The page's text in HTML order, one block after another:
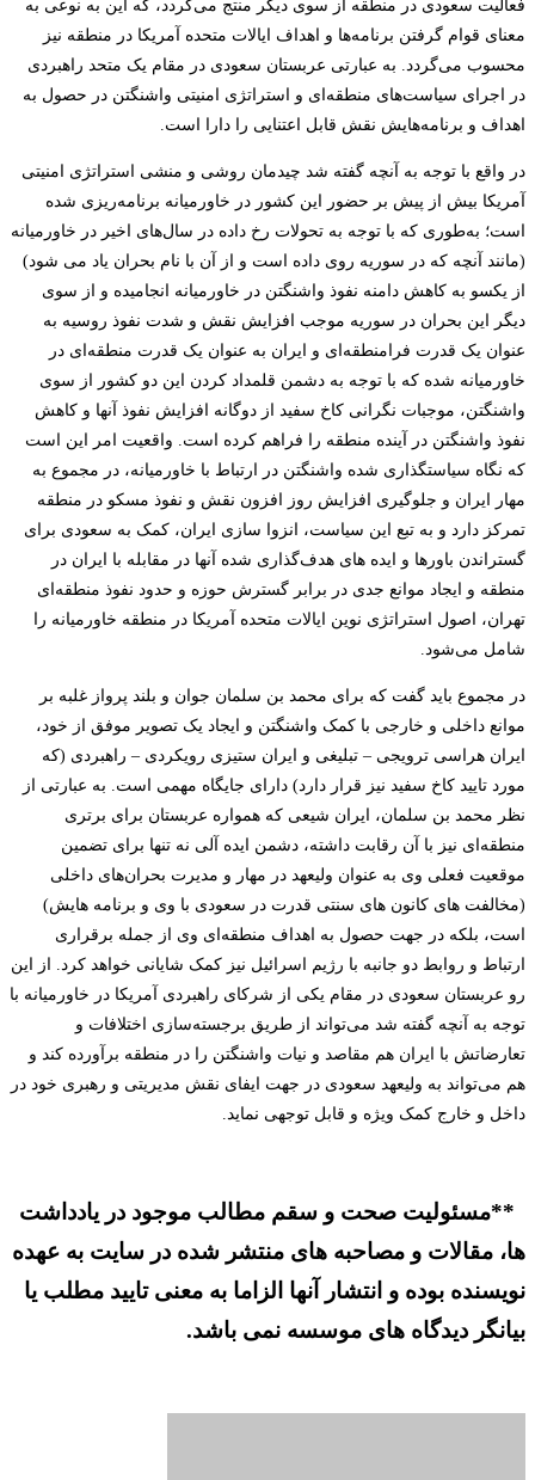
فعالیت سعودی در منطقه از سوی دیگر منتج می‌گردد، که این به نوعی به
معنای قوام گرفتن برنامه‌ها و اهداف ایالات متحده آمریکا در منطقه نیز
محسوب می‌گردد. به عبارتی عربستان سعودی در مقام یک متحد راهبردی
در اجرای سیاست‌های منطقه‌ای و استراتژی امنیتی واشنگتن در حصول به
اهداف و برنامه‌هایش نقش قابل اعتنایی را دارا است.
در واقع با توجه به آنچه گفته شد چیدمان روشی و منشی استراتژی امنیتی
آمریکا بیش از پیش بر حضور این کشور در خاورمیانه برنامه‌ریزی شده
است؛ به‌طوری که با توجه به تحولات رخ داده در سال‌های اخیر در خاورمیانه
(مانند آنچه که در سوریه روی داده است و از آن با نام بحران یاد می شود)
از یکسو به کاهش دامنه نفوذ واشنگتن در خاورمیانه انجامیده و از سوی
دیگر این بحران در سوریه موجب افزایش نقش و شدت نفوذ روسیه به
عنوان یک قدرت فرامنطقه‌ای و ایران به عنوان یک قدرت منطقه‌ای در
خاورمیانه شده که با توجه به دشمن قلمداد کردن این دو کشور از سوی
واشنگتن، موجبات نگرانی کاخ سفید از دوگانه افزایش نفوذ آنها و کاهش
نفوذ واشنگتن در آینده منطقه را فراهم کرده است. واقعیت امر این است
که نگاه سیاستگذاری شده واشنگتن در ارتباط با خاورمیانه، در مجموع به
مهار ایران و جلوگیری افزایش روز افزون نقش و نفوذ مسکو در منطقه
تمرکز دارد و به تبع این سیاست، انزوا سازی ایران، کمک به سعودی برای
گستراندن باورها و ایده های هدف‌گذاری شده آنها در مقابله با ایران در
منطقه و ایجاد موانع جدی در برابر گسترش حوزه و حدود نفوذ منطقه‌ای
تهران، اصول استراتژی نوین ایالات متحده آمریکا در منطقه خاورمیانه را
شامل می‌شود.
در مجموع باید گفت که برای محمد بن سلمان جوان و بلند پرواز غلبه بر
موانع داخلی و خارجی با کمک واشنگتن و ایجاد یک تصویر موفق از خود،
ایران هراسی ترویجی – تبلیغی و ایران ستیزی رویکردی – راهبردی (که
مورد تایید کاخ سفید نیز قرار دارد) دارای جایگاه مهمی است. به عبارتی از
نظر محمد بن سلمان، ایران شیعی که همواره عربستان برای برتری
منطقه‌ای نیز با آن رقابت داشته، دشمن ایده آلی نه تنها برای تضمین
موقعیت فعلی وی به عنوان ولیعهد در مهار و مدیرت بحران‌های داخلی
(مخالفت های کانون های سنتی قدرت در سعودی با وی و برنامه هایش)
است، بلکه در جهت حصول به اهداف منطقه‌ای وی از جمله برقراری
ارتباط و روابط دو جانبه با رژیم اسرائیل نیز کمک شایانی خواهد کرد. از این
رو عربستان سعودی در مقام یکی از شرکای راهبردی آمریکا در خاورمیانه با
توجه به آنچه گفته شد می‌تواند از طریق برجسته‌سازی اختلافات و
تعارضاتش با ایران هم مقاصد و نیات واشنگتن را در منطقه برآورده کند و
هم می‌تواند به ولیعهد سعودی در جهت ایفای نقش مدیریتی و رهبری خود در
داخل و خارج کمک ویژه و قابل توجهی نماید.
**مسئولیت صحت و سقم مطالب موجود در یادداشت
ها، مقالات و مصاحبه های منتشر شده در سایت به عهده
نویسنده بوده و انتشار آنها الزاما به معنی تایید مطلب یا
بیانگر دیدگاه های موسسه نمی باشد.